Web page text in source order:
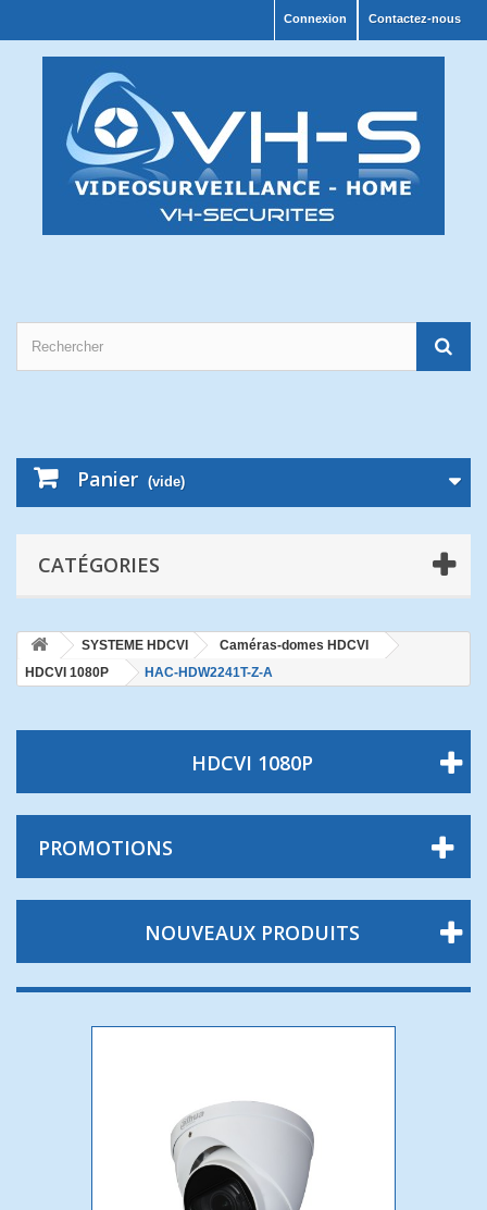
Contactez-nous
Connexion
Panier (vide)
CATÉGORIES
SYSTEME HDCVI
Caméras-domes HDCVI
HDCVI 1080P
HAC-HDW2241T-Z-A
HDCVI 1080P
PROMOTIONS
NOUVEAUX PRODUITS